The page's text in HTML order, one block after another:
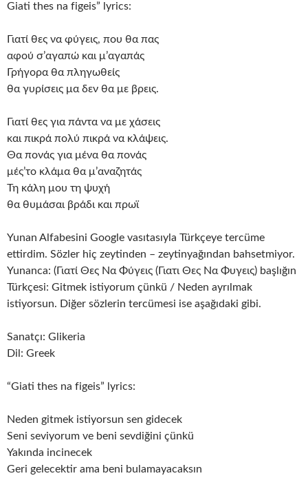
Giati thes na figeis” lyrics:
Γιατί θες να φύγεις, που θα πας
αφού σ’αγαπώ και μ’αγαπάς
Γρήγορα θα πληγωθείς
θα γυρίσεις μα δεν θα με βρεις.
Γιατί θες για πάντα να με χάσεις
και πικρά πολύ πικρά να κλάψεις.
Θα πονάς για μένα θα πονάς
μές’το κλάμα θα μ’αναζητάς
Τη κάλη μου τη ψυχή
θα θυμάσαι βράδι και πρωϊ
Yunan Alfabesini Google vasıtasıyla Türkçeye tercüme
ettirdim. Sözler hiç zeytinden – zeytinyağından bahsetmiyor.
Yunanca: (Γιατί Θες Να Φύγεις (Γιατι Θες Να Φυγεις) başlığın
Türkçesi: Gitmek istiyorum çünkü / Neden ayrılmak
istiyorsun. Diğer sözlerin tercümesi ise aşağıdaki gibi.
Sanatçı: Glikeria
Dil: Greek
“Giati thes na figeis” lyrics:
Neden gitmek istiyorsun sen gidecek
Seni seviyorum ve beni sevdiğini çünkü
Yakında incinecek
Geri gelecektir ama beni bulamayacaksın